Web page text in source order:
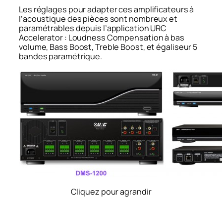
Les réglages pour adapter ces amplificateurs à
l’acoustique des pièces sont nombreux et
paramétrables depuis l’application URC
Accelerator : Loudness Compensation à bas
volume, Bass Boost, Treble Boost, et égaliseur 5
bandes paramétrique.
Cliquez pour agrandir